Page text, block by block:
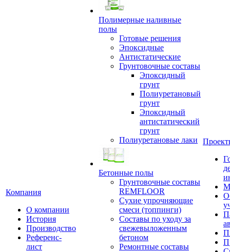
Компания
О компании
История
Производство
Референс-
лист
Полимерные наливные
полы
Готовые решения
Эпоксидные
Антистатические
Грунтовочные составы
Эпоксидный
грунт
Полиуретановый
грунт
Эпоксидный
антистатический
грунт
Полиуретановые лаки
Бетонные полы
Грунтовочные составы
REMFLOOR
Сухие упрочняющие
смеси (топпинги)
Составы по уходу за
свежевыложенным
бетоном
Ремонтные составы